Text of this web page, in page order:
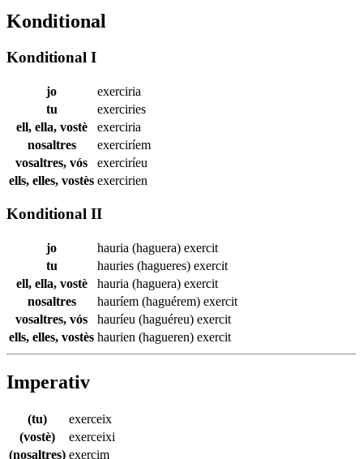
Konditional
Konditional I
jo
exerciria
tu
exerciries
ell, ella, vostè
exerciria
nosaltres
exerciríem
vosaltres, vós
exerciríeu
ells, elles, vostès exercirien
Konditional II
jo hauria (haguera) exercit
tu
hauries (hagueres) exercit
ell, ella, vostè
hauria (haguera) exercit
nosaltres
hauríem (haguérem) exercit
vosaltres, vós
hauríeu (haguéreu) exercit
ells, elles, vostès haurien (hagueren) exercit
Imperativ
(tu)
exerceix
(vostè)
exerceixi
(nosaltres) exercim